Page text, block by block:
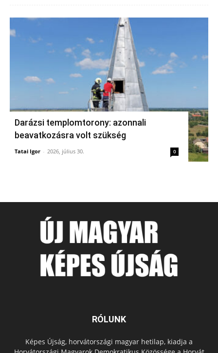
Darázsi templomtorony: azonnali
beavatkozásra volt szükség
Tatai Igor - 2026, július 30. 0
RÓLUNK
Képes Újság, horvátországi magyar hetilap, kiadja a